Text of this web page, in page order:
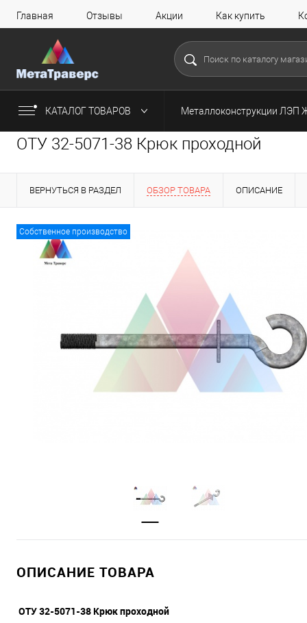
Главная Отзывы Акции Как купить
КАТАЛОГ ТОВАРОВ Металлоконструкции ЛЭП
ОТУ 32-5071-38 Крюк проходной
ВЕРНУТЬСЯ В РАЗДЕЛ ОБЗОР ТОВАРА ОПИСАНИЕ
Собственное производство
ОПИСАНИЕ ТОВАРА
ОТУ 32-5071-38 Крюк проходной